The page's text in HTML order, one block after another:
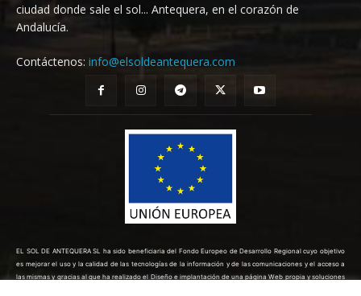
ciudad donde sale el sol... Antequera, en el corazón de
Andalucía.
Contáctenos: info@elsoldeantequera.com
EL SOL DE ANTEQUERA SL ha sido beneficiaria del Fondo Europeo de Desarrollo Regional cuyo objetivo
es mejorar el uso y la calidad de las tecnologías de la información y de las comunicaciones y el acceso a
las mismas y gracias al que ha realizado el Diseño e implantación de una página Web propia y soluciones